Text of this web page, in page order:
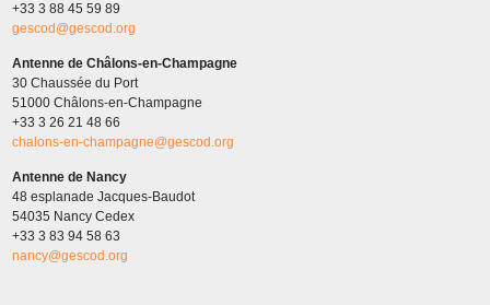
+33 3 88 45 59 89
gescod@gescod.org
Antenne de Châlons-en-Champagne
30 Chaussée du Port
51000 Châlons-en-Champagne
+33 3 26 21 48 66
chalons-en-champagne@gescod.org
Antenne de Nancy
48 esplanade Jacques-Baudot
54035 Nancy Cedex
+33 3 83 94 58 63
nancy@gescod.org